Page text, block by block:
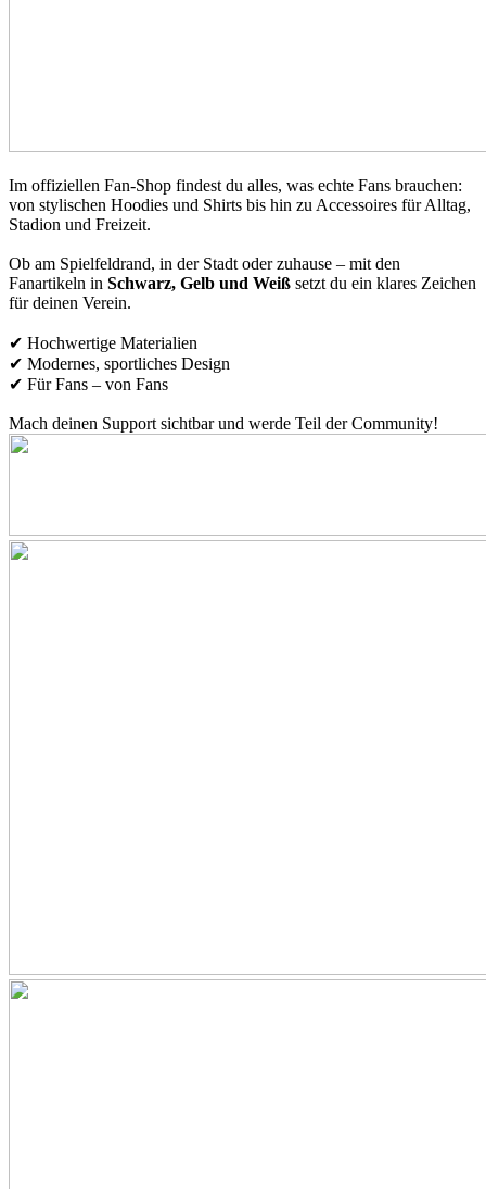
Im offiziellen Fan-Shop findest du alles, was echte Fans brauchen:
von stylischen Hoodies und Shirts bis hin zu Accessoires für Alltag,
Stadion und Freizeit.
Ob am Spielfeldrand, in der Stadt oder zuhause – mit den
Fanartikeln in Schwarz, Gelb und Weiß setzt du ein klares Zeichen
für deinen Verein.
✔ Hochwertige Materialien
✔ Modernes, sportliches Design
✔ Für Fans – von Fans
Mach deinen Support sichtbar und werde Teil der Community!